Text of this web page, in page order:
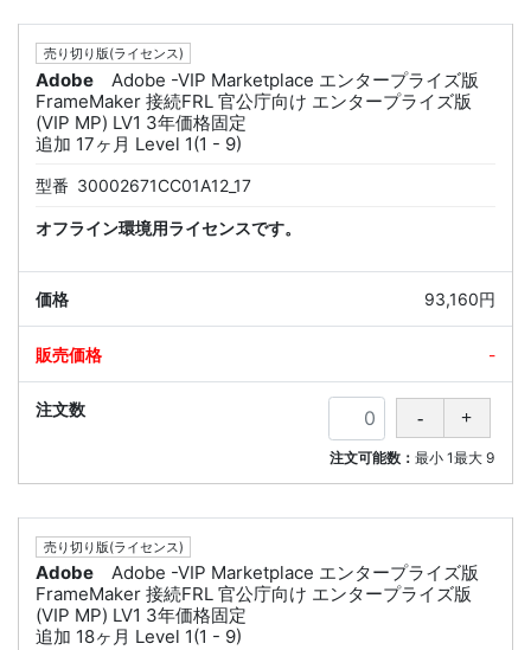
売り切り版(ライセンス)
Adobe
Adobe -VIP Marketplace エンタープライズ版
FrameMaker 接続FRL 官公庁向け エンタープライズ版
(VIP MP) LV1 3年価格固定
追加 17ヶ月 Level 1(1 - 9)
型番 30002671CC01A12_17
オフライン環境用ライセンスです。
93,160円
-
注文可能数：最小 1最大 9
売り切り版(ライセンス)
Adobe
Adobe -VIP Marketplace エンタープライズ版
FrameMaker 接続FRL 官公庁向け エンタープライズ版
(VIP MP) LV1 3年価格固定
追加 18ヶ月 Level 1(1 - 9)